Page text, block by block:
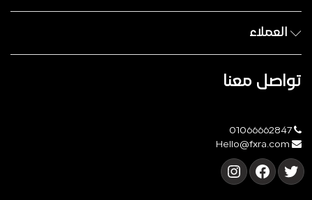
العملاء
تواصل معنا
تويترفيسبوكإنستجرام